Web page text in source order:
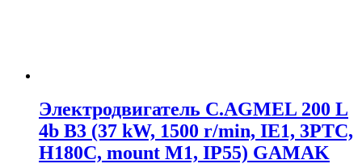
Электродвигатель C.AGMEL 200 L
4b B3 (37 kW, 1500 r/min, IE1, 3PTC,
H180C, mount M1, IP55) GAMAK